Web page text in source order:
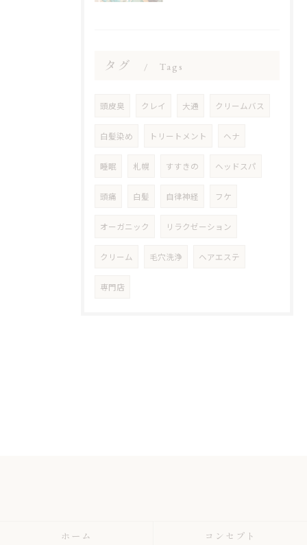
タグ Tags
頭皮臭 クレイ 大通 クリームバス
白髪染め トリートメント ヘナ
睡眠 札幌 すすきの ヘッドスパ
頭痛 白髪 自律神経 フケ
オーガニック リラクゼーション
クリーム 毛穴洗浄 ヘアエステ
専門店
ホーム コンセプト